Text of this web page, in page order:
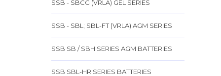
SSB - SBCG (VRLA) GEL SERIES
SSB - SBL; SBL-FT (VRLA) AGM SERIES
SSB SB / SBH SERIES AGM BATTERIES
SSB SBL-HR SERIES BATTERIES